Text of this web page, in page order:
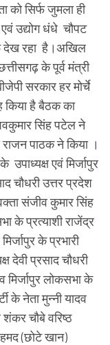
को सिर्फ जुमला ही
उद्योग धंधे चौपट
देख रहा है।अखिल
के पूर्व मंत्री
सरकार हर मोर्चे
किया है बैठक का
सिंह पटेल ने
पाठक ने किया ।
एवं मिर्जापुर
चौधरी उत्तर प्रदेश
संजीव कुमार सिंह
के प्रत्याशी राजेंद्र
के प्रभारी
देवी प्रसाद चौधरी
मिर्जापुर लोकसभा के
के नेता मुन्नी यादव
चौबे वरिष्ठ
(छोटे खान)